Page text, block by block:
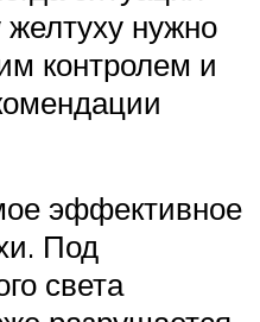
нужно
контролем и
эффективное
Под
света